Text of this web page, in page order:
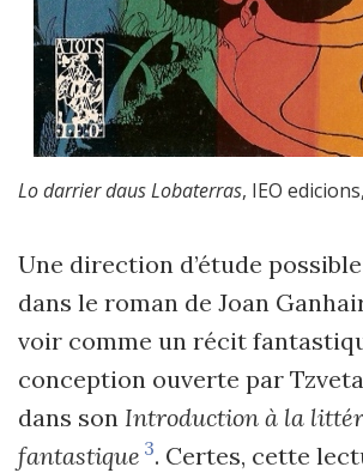
Lo darrier daus Lobaterras, IEO
Une direction d’étude
dans le roman de Joan
voir comme un récit
conception ouverte par
dans son Introduction à la
fantastique 3. Certes, cette